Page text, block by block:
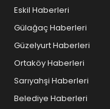
Eskil Haberleri
Gülağaç Haberleri
Güzelyurt Haberleri
Ortaköy Haberleri
Sarıyahşi Haberleri
Belediye Haberleri